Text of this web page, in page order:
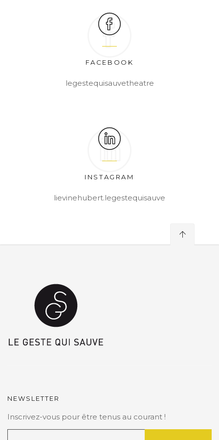
FACEBOOK
legestequisauvetheatre
INSTAGRAM
lievinehubert.legestequisauve
NEWSLETTER
Inscrivez-vous pour être tenus au courant !